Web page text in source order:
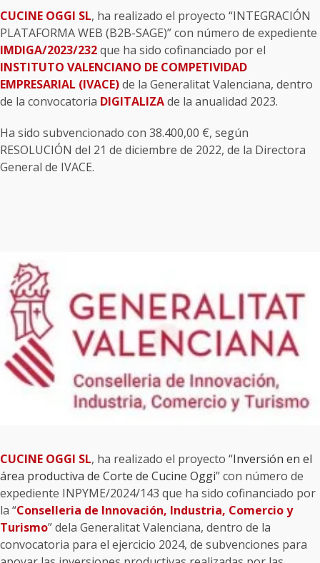
CUCINE OGGI SL, ha realizado el proyecto “INTEGRACIÓN
PLATAFORMA WEB (B2B-SAGE)” con número de expediente
IMDIGA/2023/232que ha sido cofinanciado por el
INSTITUTO VALENCIANO DE COMPETIVIDAD
EMPRESARIAL (IVACE)de la Generalitat Valenciana, dentro
de la convocatoria DIGITALIZAde la anualidad 2023.
Ha sido subvencionado con 38.400,00 €, según
RESOLUCIÓN del 21 de diciembre de 2022, de la Directora
General de IVACE.
CUCINE OGGI SL, ha realizado el proyecto “Inversión en el
área productiva de Corte de Cucine Oggi” con número de
expediente INPYME/2024/143 que ha sido cofinanciado por
la “Conselleria de Innovación, Industria, Comercio y
Turismo” dela Generalitat Valenciana, dentro de la
convocatoria para el ejercicio 2024, de subvenciones para